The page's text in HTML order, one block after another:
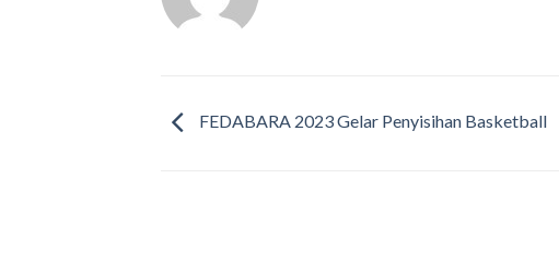
FEDABARA 2023 Gelar Penyisihan Basketball